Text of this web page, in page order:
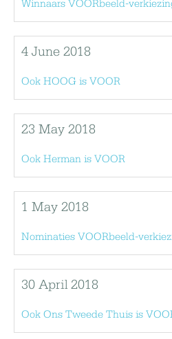
Winnaars VOORbeeld-
4 June 2018
Ook HOOG is VOOR
23 May 2018
Ook Herman is VOOR
1 May 2018
Nominaties VOORbeeld-
30 April 2018
Ook Ons Tweede Thuis is